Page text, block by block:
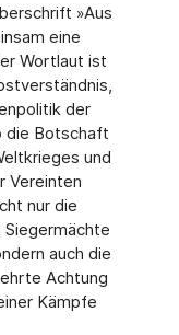
»Aus
eine
Wortlaut ist
der
die Botschaft
und
Vereinten
nur die
auch die
Achtung
Kämpfe